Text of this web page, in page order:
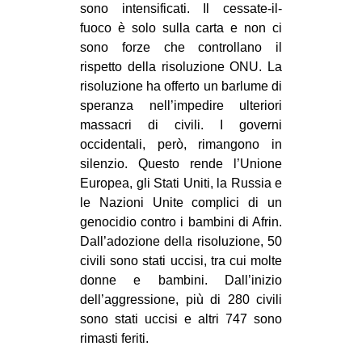
RECENSIONI
INTERNAZIONALE
AMERICHE
ESTREMO ORIENTE
EUROPA
MEDIO ORIENTE
MONDO
EVENTI
in
Fb
sono intensificati. Il cessate-il-
fuoco è solo sulla carta e non ci
sono forze che controllano il
rispetto della risoluzione ONU. La
risoluzione ha offerto un barlume di
speranza nell’impedire ulteriori
massacri di civili. I governi
occidentali, però, rimangono in
silenzio. Questo rende l’Unione
Europea, gli Stati Uniti, la Russia e
le Nazioni Unite complici di un
genocidio contro i bambini di Afrin.
Dall’adozione della risoluzione, 50
civili sono stati uccisi, tra cui molte
donne e bambini. Dall’inizio
dell’aggressione, più di 280 civili
sono stati uccisi e altri 747 sono
rimasti feriti.